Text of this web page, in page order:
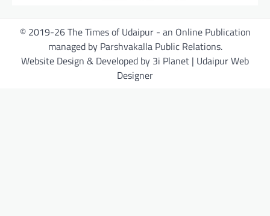
© 2019-26 The Times of Udaipur - an Online Publication
managed by Parshvakalla Public Relations.
Website Design & Developed by 3i Planet | Udaipur Web
Designer